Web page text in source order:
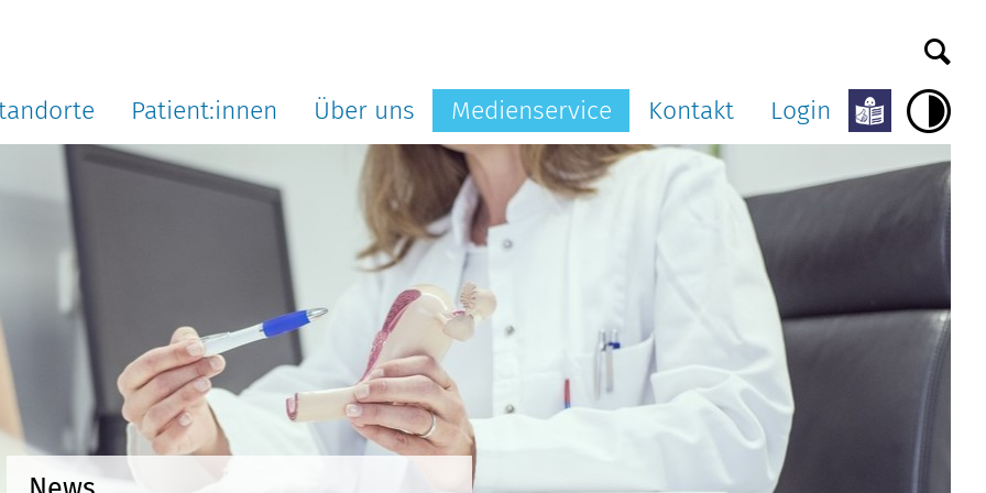
Patient:innen Über uns Medienservice Kontakt Login